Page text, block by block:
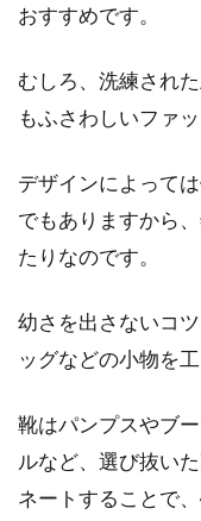
おすすめです。
むしろ、洗練され
もふさわしいファ
デザインによって
でもありますから
たりなのです。
幼さを出さないコ
ッグなどの小物を
靴はパンプスやブ
ルなど、選び抜い
ネートすることで